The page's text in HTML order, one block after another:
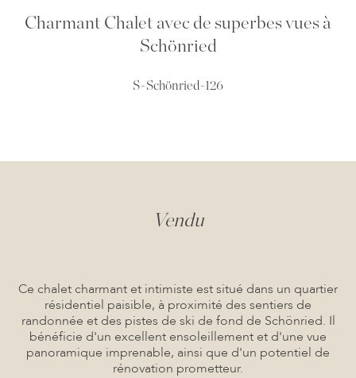
Charmant Chalet avec de superbes vues à
Schönried
S-Schönried-126
Vendu
Ce chalet charmant et intimiste est situé dans un quartier
résidentiel paisible, à proximité des sentiers de
randonnée et des pistes de ski de fond de Schönried. Il
bénéficie d'un excellent ensoleillement et d'une vue
panoramique imprenable, ainsi que d'un potentiel de
rénovation prometteur.